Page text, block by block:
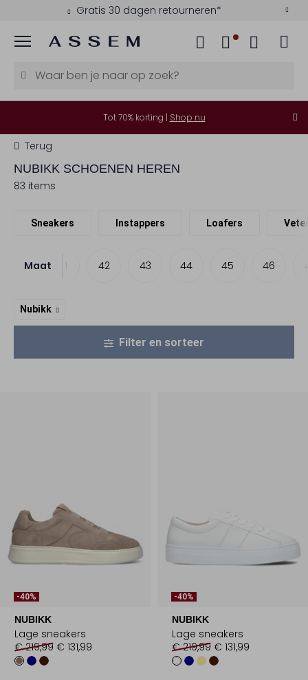
Betaal achteraf met Klarna
Menu
Tot 70% korting | Shop nu
Terug
NUBIKK SCHOENEN HEREN
83 items
Sneakers Instappers Loafers
Maat
40 42 43 44 45 46
Nubikk
Filter en sorteer
-40%
NUBIKK
Lage sneakers
€ 219,99 € 131,99
-40%
NUBIKK
Lage sneakers
€ 219,99 € 131,99